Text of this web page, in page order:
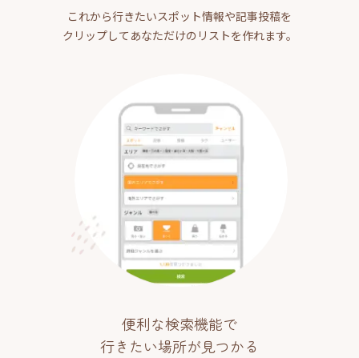
これから行きたいスポット情報や記事投稿を
クリップしてあなただけのリストを作れます。
便利な検索機能で
行きたい場所が見つかる